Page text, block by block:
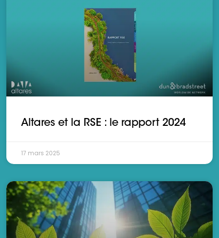
Altares et la RSE : le rapport 2024
17 mars 2025